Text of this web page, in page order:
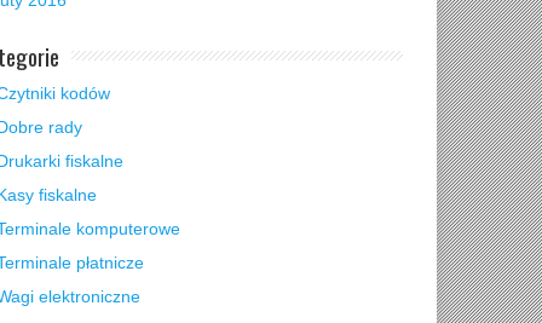
kodów
rady
fiskalne
fiskalne
komputerowe
płatnicze
elektroniczne